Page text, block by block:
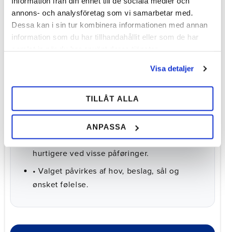
annons- och analysföretag som vi samarbetar med.
Dessa kan i sin tur kombinera informationen med annan
information som du har tillhandahållit eller som de har
Visa detaljer
TILLÅT ALLA
ANPASSA
eller flydesål
• Blødere materialer giver mere komfort og
• Fastere materialer giver mere stabilitet og
• Håndblandede materialer giver større
mulighed for at forme udfyldningen
• Selvnivellerende flydesål kan være
hurtigere ved visse påføringer.
• Valget påvirkes af hov, beslag, sål og
ønsket følelse.